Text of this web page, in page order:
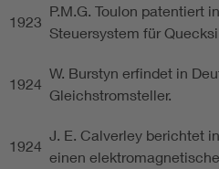
1923
P.M.G. Toulon patentiert
Steuersystem für
1924
W. Burstyn erfindet in
Gleichstromsteller.
1924
J. E. Calverley berichtet
einen